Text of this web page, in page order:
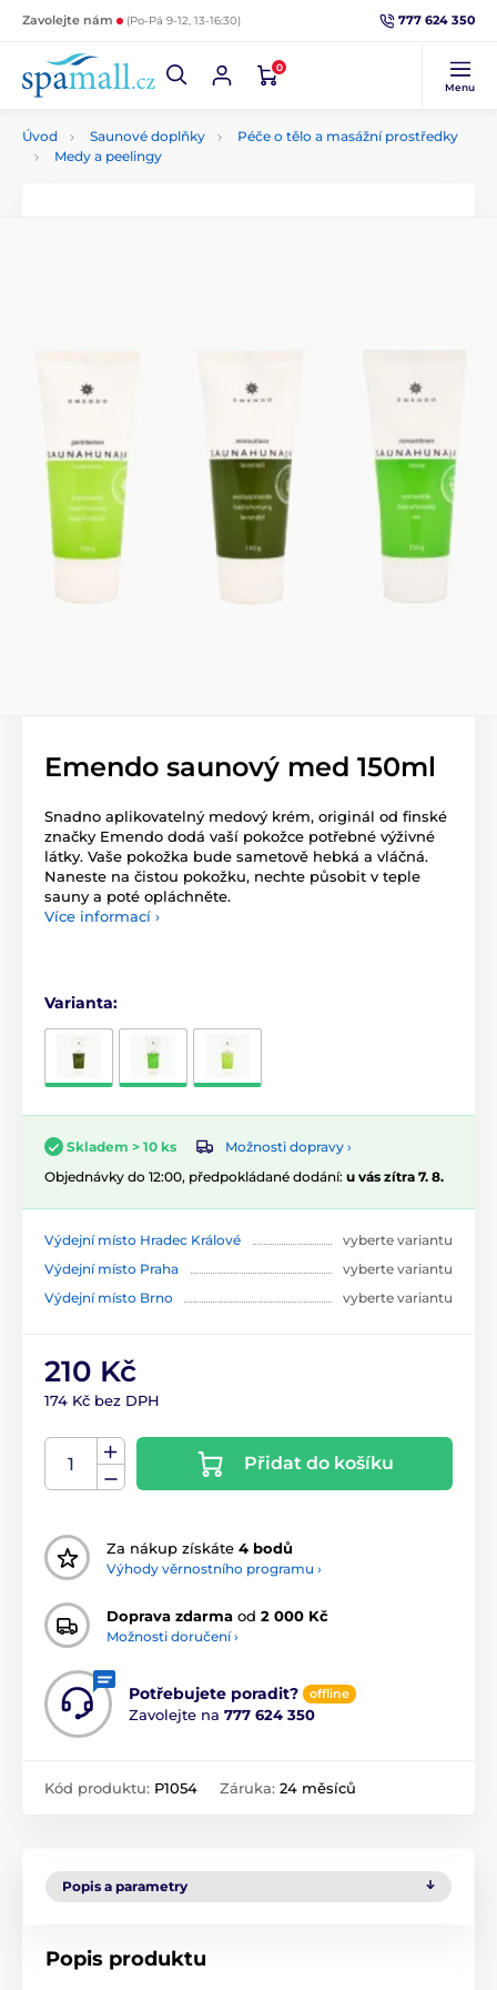
Zavolejte nám (Po-Pá 9-12, 13-16:30) 777 624 350
0
Menu
Úvod Saunové doplňky
Péče o tělo a masážní prostředky
Medy a peelingy
Emendo saunový med 150ml
Snadno aplikovatelný medový krém, originál od finské
značky Emendo dodá vaší pokožce potřebné výživné
látky. Vaše pokožka bude sametově hebká a vláčná.
Naneste na čistou pokožku, nechte působit v teple
sauny a poté opláchněte.
Více informací ›
Varianta:
Skladem > 10 ks
Možnosti dopravy ›
Objednávky do 12:00, předpokládané dodání: u vás zítra 7. 8.
Výdejní místo Hradec Králové
vyberte variantu
Výdejní místo Praha
vyberte variantu
Výdejní místo Brno
vyberte variantu
210 Kč
174 Kč bez DPH
Přidat do košíku
Za nákup získáte 4 bodů
Výhody věrnostního programu ›
Doprava zdarma od 2 000 Kč
Možnosti doručení ›
Potřebujete poradit? offline
Zavolejte na 777 624 350
Kód produktu: P1054 Záruka: 24 měsíců
Popis a parametry
Popis produktu